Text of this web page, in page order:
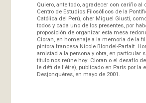
Quiero, ante todo, agradecer con cariño al
Centro de Estudios Filosóficos de la
Católica del Perú, cher Miguel Giusti,
todos y cada uno de los presentes, por
proposición de organizar esta mesa
Cioran, en homenaje a la memoria de la
pintora francesa Nicole Blondel-Parfait.
amistad a la persona y obra, en particular
titulo nos reúne hoy: Cioran o el desafío
le défi de l'être), publicado en París por la
Desjonquères, en mayo de 2001.